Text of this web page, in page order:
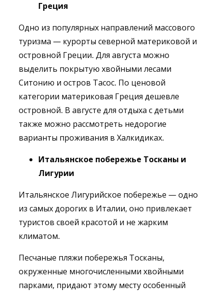
Греция
Одно из популярных направлений массового
туризма — курорты северной материковой и
островной Греции. Для августа можно
выделить покрытую хвойными лесами
Ситонию и остров Тасос. По ценовой
категории материковая Греция дешевле
островной. В августе для отдыха с детьми
также можно рассмотреть недорогие
варианты проживания в Халкидиках.
Итальянское побережье Тосканы и
Лигурии
Итальянское Лигурийское побережье — одно
из самых дорогих в Италии, оно привлекает
туристов своей красотой и не жарким
климатом.
Песчаные пляжи побережья Тосканы,
окруженные многочисленными хвойными
парками, придают этому месту особенный